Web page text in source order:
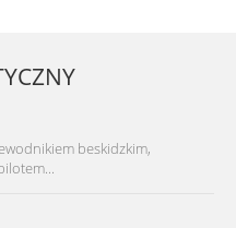
beskidzkim,